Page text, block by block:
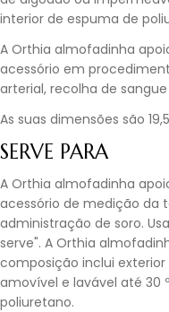
interior de espuma de
A Orthia almofadinha
acessório em
arterial, recolha de
As suas dimensões são
SERVE PARA
A Orthia almofadinha
acessório de medição da
administração de soro.
serve". A Orthia
composição inclui
amovível e lavável até 30
poliuretano.